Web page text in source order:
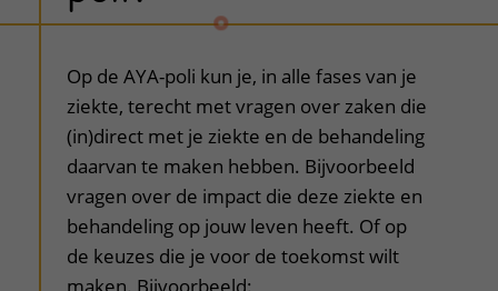
uitklapper, klik om te openen
Op de AYA-poli kun je, in alle fases van je
ziekte, terecht met vragen over zaken die
(in)direct met je ziekte en de behandeling
daarvan te maken hebben. Bijvoorbeeld
vragen over de impact die deze ziekte en
behandeling op jouw leven heeft. Of op
de keuzes die je voor de toekomst wilt